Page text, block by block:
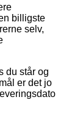
billigste
selv,
du står og
er det jo